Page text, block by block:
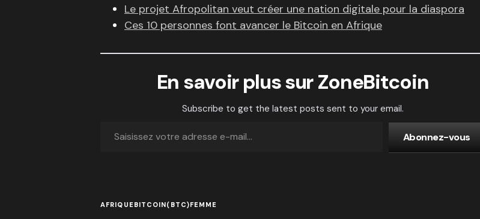
Le projet Afropolitan veut créer une nation digitale pour la diaspora
Ces 10 personnes font avancer le Bitcoin en Afrique
En savoir plus sur ZoneBitcoin
Subscribe to get the latest posts sent to your email.
Abonnez-vous
AFRIQUEBITCOIN(BTC)FEMME